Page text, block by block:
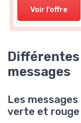
Voir l'offre
messages
Les
verte et rouge